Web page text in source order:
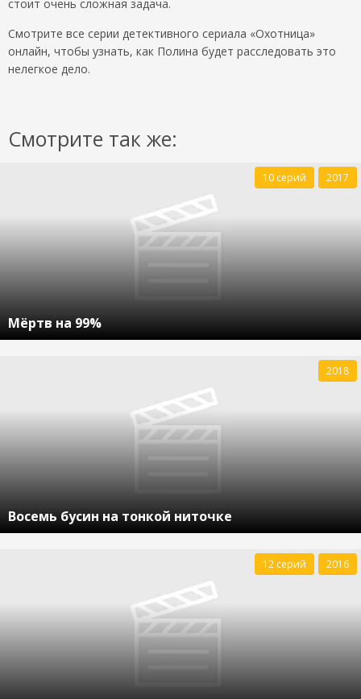
стоит очень сложная задача.
Смотрите все серии детективного сериала «Охотница»
онлайн, чтобы узнать, как Полина будет расследовать это
нелегкое дело.
Смотрите так же:
Мёртв на 99%
10 серий 2017
Восемь бусин на тонкой ниточке
2018
12 серий 2016